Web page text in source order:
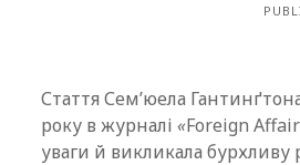
Стаття Сем’юела
року в журналі«Foreign
уваги й викликала бурхливу